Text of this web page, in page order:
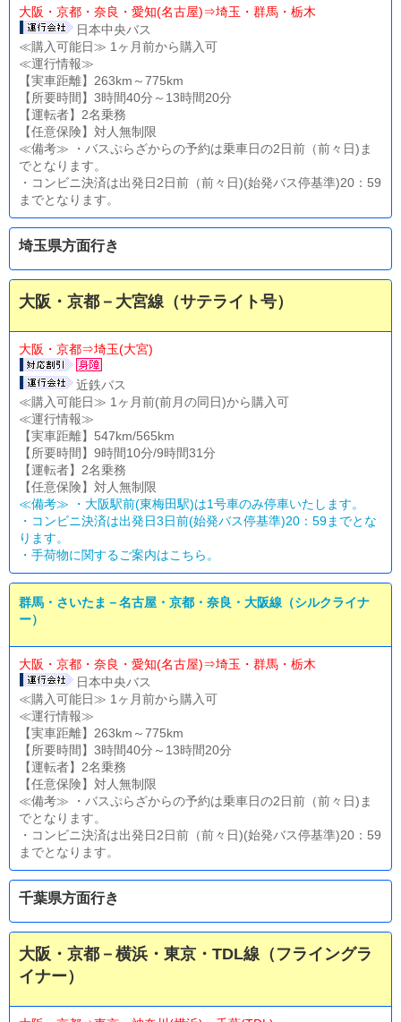
大阪・京都・奈良・愛知(名古屋)⇒埼玉・群馬・栃木
日本中央バス
≪購入可能日≫ 1ヶ月前から購入可
≪運行情報≫
【実車距離】263km～775km
【所要時間】3時間40分～13時間20分
【運転者】2名乗務
【任意保険】対人無制限
≪備考≫ ・バスぷらざからの予約は乗車日の2日前（前々日)ま
でとなります。
・コンビニ決済は出発日2日前（前々日)(始発バス停基準)20：59
までとなります。
埼玉県方面行き
大阪・京都－大宮線（サテライト号）
大阪・京都⇒埼玉(大宮)
近鉄バス
≪購入可能日≫ 1ヶ月前(前月の同日)から購入可
≪運行情報≫
【実車距離】547km/565km
【所要時間】9時間10分/9時間31分
【運転者】2名乗務
【任意保険】対人無制限
≪備考≫ ・大阪駅前(東梅田駅)は1号車のみ停車いたします。
・コンビニ決済は出発日3日前(始発バス停基準)20：59までとな
ります。
・ 手荷物に関するご案内はこちら。
群馬・さいたま－名古屋・京都・奈良・大阪線（シルクライナ
ー）
大阪・京都・奈良・愛知(名古屋)⇒埼玉・群馬・栃木
日本中央バス
≪購入可能日≫ 1ヶ月前から購入可
≪運行情報≫
【実車距離】263km～775km
【所要時間】3時間40分～13時間20分
【運転者】2名乗務
【任意保険】対人無制限
≪備考≫ ・バスぷらざからの予約は乗車日の2日前（前々日)ま
でとなります。
・コンビニ決済は出発日2日前（前々日)(始発バス停基準)20：59
までとなります。
千葉県方面行き
大阪・京都－横浜・東京・TDL線（フライングラ
イナー）